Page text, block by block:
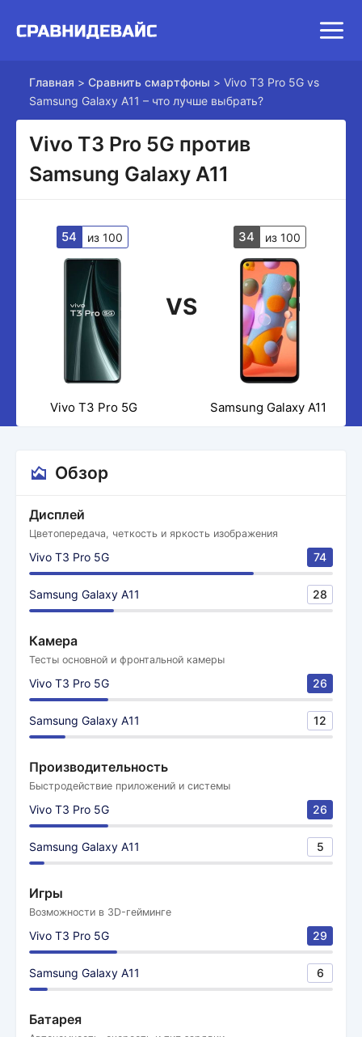
Главная > Сравнить смартфоны > Vivo T3 Pro 5G vs
Samsung Galaxy A11 – что лучше выбрать?
Vivo T3 Pro 5G против
Samsung Galaxy A11
54 из 100
VS
34 из 100
Vivo T3 Pro 5G Samsung Galaxy A11
Обзор
Дисплей
Цветопередача, четкость и яркость изображения
Vivo T3 Pro 5G 74
Samsung Galaxy A11 28
Камера
Тесты основной и фронтальной камеры
Vivo T3 Pro 5G 26
Samsung Galaxy A11 12
Производительность
Быстродействие приложений и системы
Vivo T3 Pro 5G 26
Samsung Galaxy A11 5
Игры
Возможности в 3D-гейминге
Vivo T3 Pro 5G 29
Samsung Galaxy A11 6
Батарея